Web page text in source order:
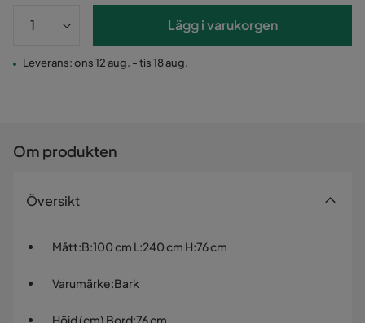
Lägg i varukorgen
Leverans: ons 12 aug. - tis 18 aug.
Om produkten
Översikt
Mått:B:100 cm L:240 cm H:76 cm
Varumärke:Bark
Höjd (cm) Bord:76 cm